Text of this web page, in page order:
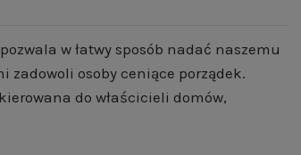
w łatwy sposób nadać naszemu
osoby ceniące porządek.
do właścicieli domów,